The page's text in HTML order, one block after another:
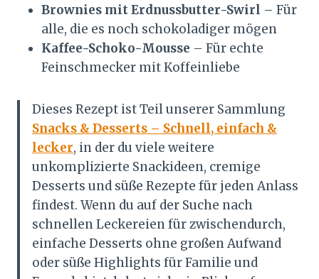
Brownies mit Erdnussbutter-Swirl – Für
alle, die es noch schokoladiger mögen
Kaffee-Schoko-Mousse – Für echte
Feinschmecker mit Koffeinliebe
Dieses Rezept ist Teil unserer Sammlung
Snacks & Desserts – Schnell, einfach &
lecker, in der du viele weitere
unkomplizierte Snackideen, cremige
Desserts und süße Rezepte für jeden Anlass
findest. Wenn du auf der Suche nach
schnellen Leckereien für zwischendurch,
einfache Desserts ohne großen Aufwand
oder süße Highlights für Familie und